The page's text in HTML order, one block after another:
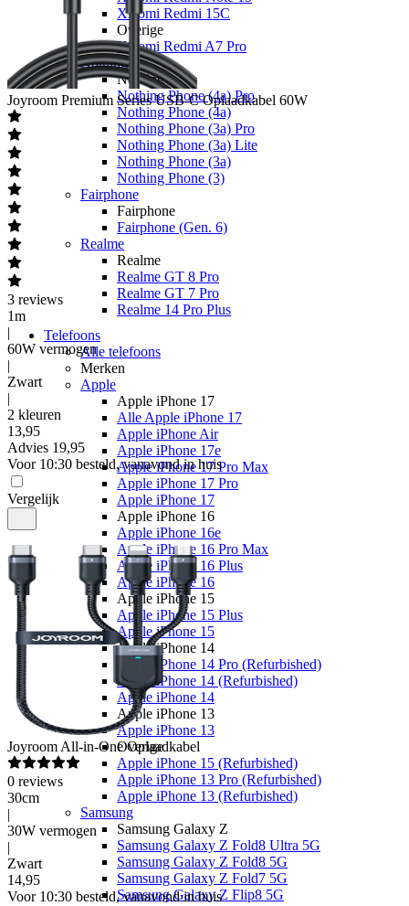
Xiaomi Redmi 15C
Overige
Xiaomi Redmi A7 Pro
Nothing
Nothing
Nothing Phone (4a) Pro
Nothing Phone (4a)
Nothing Phone (3a) Pro
Nothing Phone (3a) Lite
Nothing Phone (3a)
Nothing Phone (3)
Fairphone
Fairphone
Fairphone (Gen. 6)
Realme
Realme
Realme GT 8 Pro
Realme GT 7 Pro
Realme 14 Pro Plus
Telefoons
Alle telefoons
Merken
Apple
Apple iPhone 17
Alle Apple iPhone 17
Apple iPhone Air
Apple iPhone 17e
Apple iPhone 17 Pro Max
Apple iPhone 17 Pro
Apple iPhone 17
Apple iPhone 16
Apple iPhone 16e
Apple iPhone 16 Pro Max
Apple iPhone 16 Plus
Apple iPhone 16
Apple iPhone 15
Apple iPhone 15 Plus
Apple iPhone 15
Apple iPhone 14
Apple iPhone 14 Pro (Refurbished)
Apple iPhone 14 (Refurbished)
Apple iPhone 14
Apple iPhone 13
Apple iPhone 13
Overige
Apple iPhone 15 (Refurbished)
Apple iPhone 13 Pro (Refurbished)
Apple iPhone 13 (Refurbished)
Samsung
Samsung Galaxy Z
Samsung Galaxy Z Fold8 Ultra 5G
Samsung Galaxy Z Fold8 5G
Samsung Galaxy Z Fold7 5G
Samsung Galaxy Z Flip8 5G
Joyroom Premium Series USB-C Oplaadkabel 60W
3 reviews
1m
|
60W vermogen
|
Zwart
|
2 kleuren
13,95
Advies 19,95
Voor 10:30 besteld, vanavond in huis
Vergelijk
Joyroom All-in-One Oplaadkabel
0 reviews
30cm
|
30W vermogen
|
Zwart
14,95
Voor 10:30 besteld, vanavond in huis